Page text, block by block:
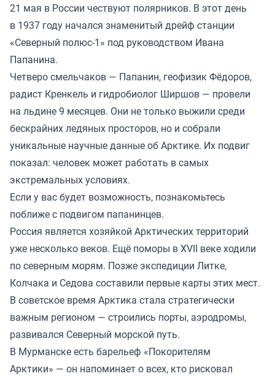
21 мая в России чествуют полярников. В этот день
в 1937 году начался знаменитый дрейф станции
«Северный полюс-1» под руководством Ивана
Папанина.
Четверо смельчаков — Папанин, геофизик Фёдоров,
радист Кренкель и гидробиолог Ширшов — провели
на льдине 9 месяцев. Они не только выжили среди
бескрайних ледяных просторов, но и собрали
уникальные научные данные об Арктике. Их подвиг
показал: человек может работать в самых
экстремальных условиях.
Если у вас будет возможность, познакомьтесь
поближе с подвигом папанинцев.
Россия является хозяйкой Арктических территорий
уже несколько веков. Ещё поморы в XVII веке ходили
по северным морям. Позже экспедиции Литке,
Колчака и Седова составили первые карты этих мест.
В советское время Арктика стала стратегически
важным регионом — строились порты, аэродромы,
развивался Северный морской путь.
В Мурманске есть барельеф «Покорителям
Арктики» — он напоминает о всех, кто рисковал